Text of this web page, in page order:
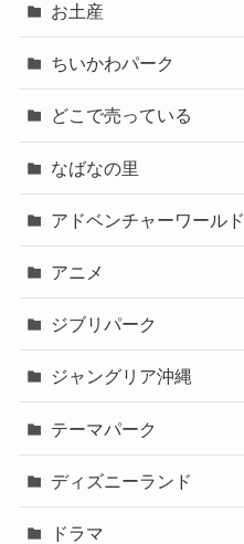
お土産
ちいかわパーク
どこで売っている
なばなの里
アドベンチャーワールド
アニメ
ジブリパーク
ジャングリア沖縄
テーマパーク
ディズニーランド
ドラマ